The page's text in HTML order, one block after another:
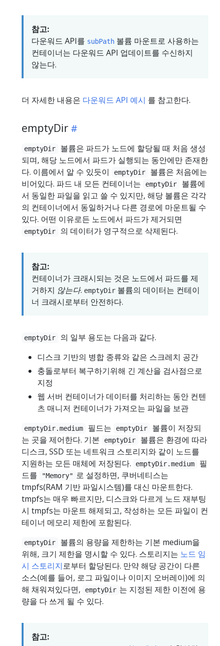
참고:
다운워드 API를 subPath 볼륨 마운트로 사용하는
컨테이너는 다운워드 API 업데이트를 수신하지
않는다.
더 자세한 내용은 다운워드 API 예시 를 참고한다.
emptyDir
emptyDir
볼륨은 파드가 노드에 할당될 때 처음 생성
되며, 해당 노드에서 파드가 실행되는 동안에만 존재한
다. 이름에서 알 수 있듯이
emptyDir
볼륨은 처음에는
비어있다. 파드 내 모든 컨테이너는
emptyDir
볼륨에
서 동일한 파일을 읽고 쓸 수 있지만, 해당 볼륨은 각각
의 컨테이너에서 동일하거나 다른 경로에 마운트될 수
있다. 어떤 이유로든 노드에서 파드가 제거되면
emptyDir 의 데이터가 영구적으로 삭제된다.
참고:
컨테이너가 크래시되는 것은 노드에서 파드를 제
거하지 않는다. emptyDir 볼륨의 데이터는 컨테이
너 크래시로부터 안전하다.
emptyDir
의 일부 용도는 다음과 같다.
디스크 기반의 병합 종류와 같은 스크레치 공간
충돌로부터 복구하기위해 긴 계산을 검사점으로
지정
웹 서버 컨테이너가 데이터를 처리하는 동안 컨텐
츠 매니저 컨테이너가 가져오는 파일을 보관
emptyDir.medium 필드는 emptyDir
볼륨이 저장되
는 곳을 제어한다. 기본
emptyDir
볼륨은 환경에 따라
디스크, SSD 또는 네트워크 스토리지와 같이 노드를
지원하는 모든 매체에 저장된다.
emptyDir.medium
필
드를
"Memory" 로 설정하면, 쿠버네티스는
tmpfs(RAM 기반 파일시스템)를 대신 마운트한다.
tmpfs는 매우 빠르지만, 디스크와 다르게 노드 재부팅
시 tmpfs는 마운트 해제되고, 작성하는 모든 파일이 컨
테이너 메모리 제한에 포함된다.
emptyDir
볼륨의 용량을 제한하는 기본 medium을
위해, 크기 제한을 명시할 수 있다. 스토리지는 노드 임
시 스토리지로부터 할당된다. 만약 해당 공간이 다른
소스(예를 들어, 로그 파일이나 이미지 오버레이)에 의
해 채워져있다면,
emptyDir 는 지정된 제한 이전에 용
량을 다 쓰게 될 수 있다.
참고: